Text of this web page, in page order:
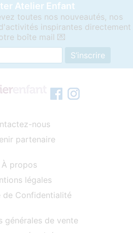
Atelier Enfant
toutes nos nouveautés, nos
inspirantes directement
boîte mail 💌
nous
partenaire
À propos
légales
de Confidentialité
générales de vente